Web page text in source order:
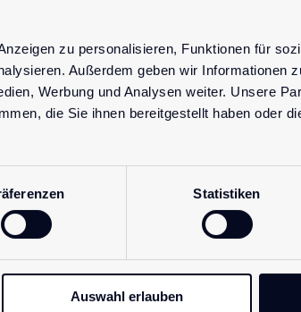
zu personalisieren, Funktionen für
Außerdem geben wir Informationen
Werbung und Analysen weiter. Unsere
die Sie ihnen bereitgestellt haben oder
Statistiken
Auswahl erlauben
anerkannten Vegan Siegel der
hergestellt werden.
Intimbereich und Teil der
das ganz ohne Abspülen. Mit 99%
Feuchtigkeit spendet.
veganen Inhaltsstoffen und ergänzt die
ein angenehm natürliches Hautgefühl.
abgestimmtes Konzept für natürliche,
wurde, tragen nun auch pjur ORGANIC